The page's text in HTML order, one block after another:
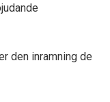
den inramning de